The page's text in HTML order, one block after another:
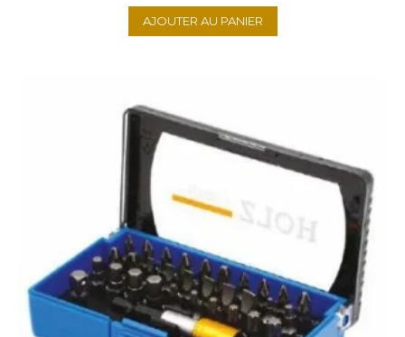
AJOUTER AU PANIER